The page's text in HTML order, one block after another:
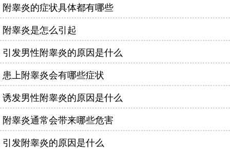
附睾炎的症状具体都有哪些
附睾炎是怎么引起
引发男性附睾炎的原因是什么
患上附睾炎会有哪些症状
诱发男性附睾炎的原因是什么
附睾炎通常会带来哪些危害
引发附睾炎的原因是什么